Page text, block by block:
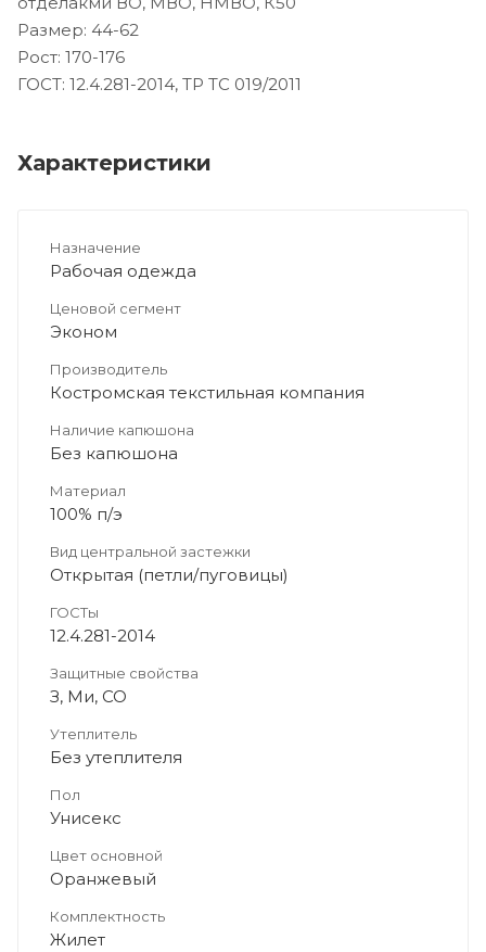
Размер: 44-62
Рост: 170-176
ГОСТ: 12.4.281-2014, ТР ТС 019/2011
Характеристики
Назначение
Рабочая одежда
Ценовой сегмент
Эконом
Производитель
Костромская текстильная компания
Наличие капюшона
Без капюшона
Материал
100% п/э
Вид центральной застежки
Открытая (петли/пуговицы)
ГОСТы
12.4.281-2014
Защитные свойства
З, Ми, СО
Утеплитель
Без утеплителя
Пол
Унисекс
Цвет основной
Оранжевый
Комплектность
Жилет